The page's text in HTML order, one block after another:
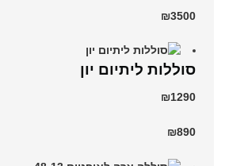
₪3500
סוללות ליתיום יון
₪1290
₪890